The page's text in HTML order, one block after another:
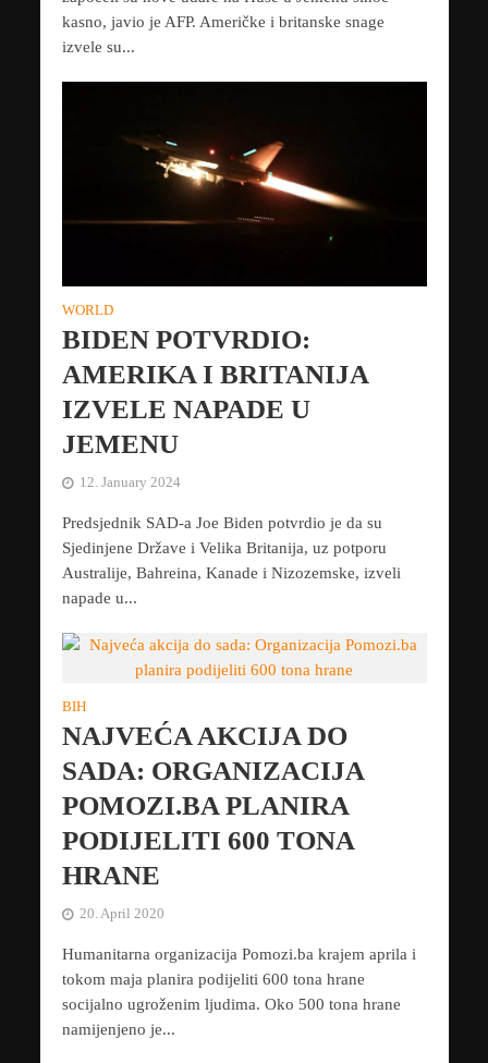
kasno, javio je AFP. Američke i britanske snage
izvele su...
WORLD
BIDEN POTVRDIO:
AMERIKA I BRITANIJA
IZVELE NAPADE U
JEMENU
12. January 2024
Predsjednik SAD-a Joe Biden potvrdio je da su
Sjedinjene Države i Velika Britanija, uz potporu
Australije, Bahreina, Kanade i Nizozemske, izveli
napade u...
BIH
NAJVEĆA AKCIJA DO
SADA: ORGANIZACIJA
POMOZI.BA PLANIRA
PODIJELITI 600 TONA
HRANE
20. April 2020
Humanitarna organizacija Pomozi.ba krajem aprila i
tokom maja planira podijeliti 600 tona hrane
socijalno ugroženim ljudima. Oko 500 tona hrane
namijenjeno je...